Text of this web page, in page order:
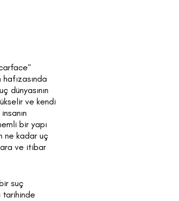
dünyasının
ve kendi
bir yapı
ne kadar uç
ve itibar
suç
tarihinde